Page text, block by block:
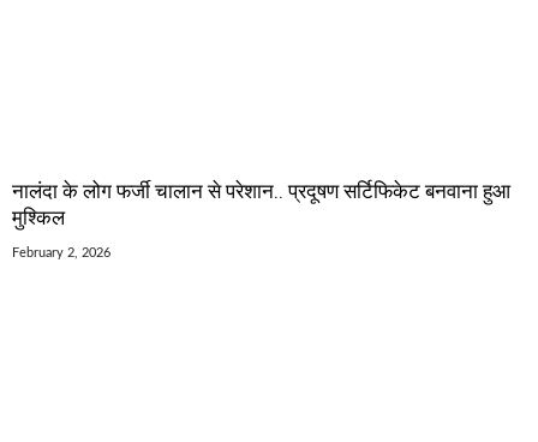
नालंदा के लोग फर्जी चालान से परेशान.. प्रदूषण सर्टिफिकेट बनवाना हुआ
मुश्किल
February 2, 2026